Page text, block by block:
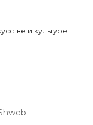
и культуре.